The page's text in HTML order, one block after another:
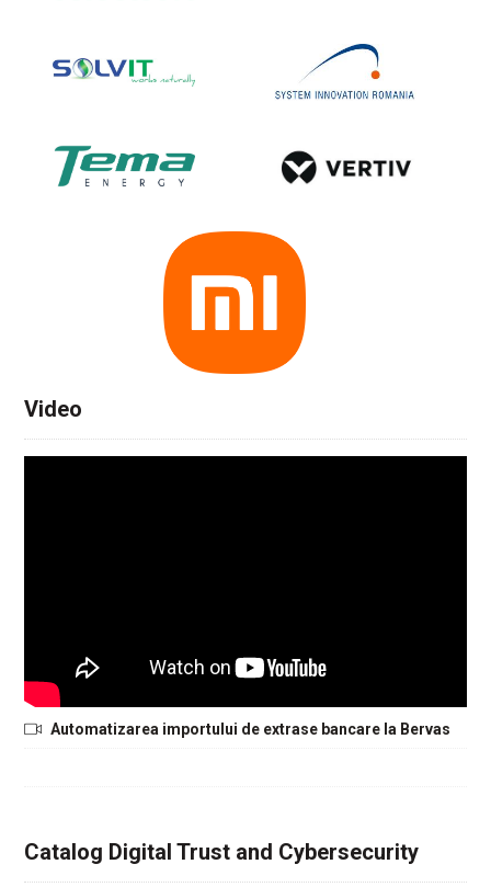
Video
Automatizarea importului de extrase bancare la Bervas
Catalog Digital Trust and Cybersecurity